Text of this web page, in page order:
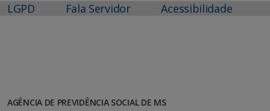
LGPD Fala Servidor Acessibilidade
AGÊNCIA DE PREVIDÊNCIA SOCIAL DE MS